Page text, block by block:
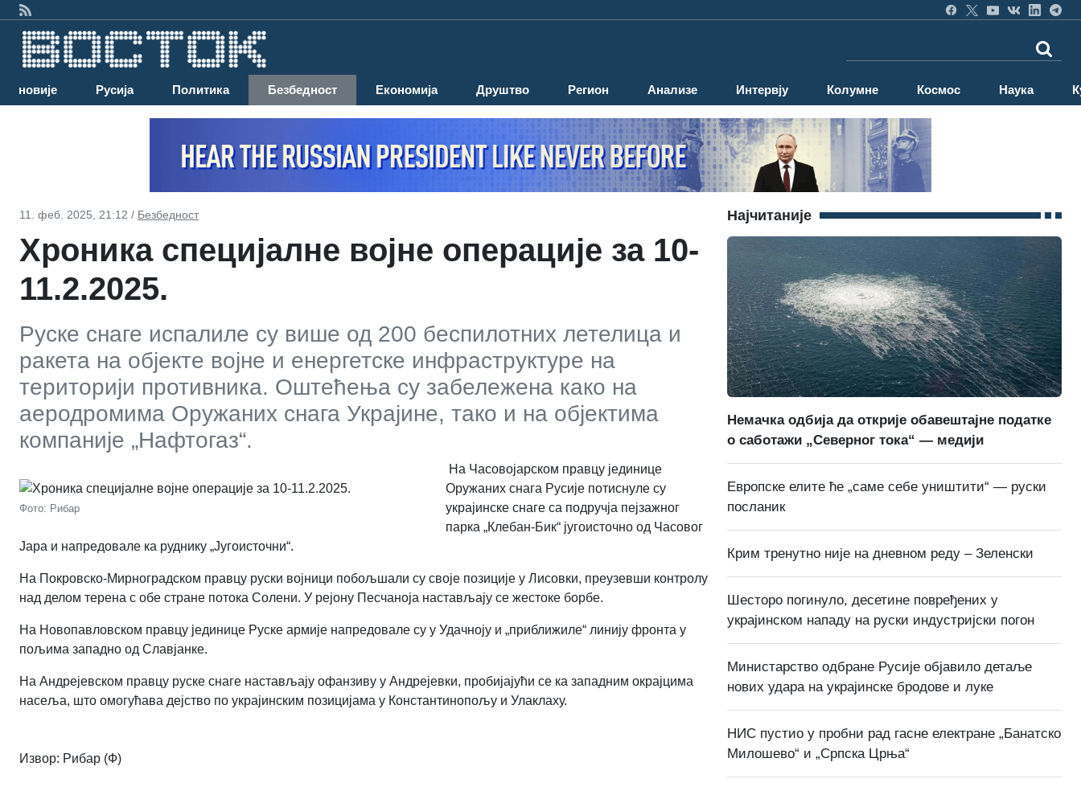
Најновије Русија Политика Безбедност Економија Друштво Регион Анализе Интервју Колумне Космос Наука
11. феб. 2025, 21:12 / Безбедност
Хроника специјалне војне операције за 10-
11.2.2025.
Руске снаге испалиле су више од 200 беспилотних летелица и
ракета на објекте војне и енергетске инфраструктуре на
територији противника. Оштећења су забележена како на
аеродромима Оружаних снага Украјине, тако и на објектима
компаније „Нафтогаз“.
Фото: Рибар
На Часовојарском правцу јединице
Оружаних снага Русије потиснуле су
украјинске снаге са подручја пејзажног
парка „Клебан-Бик“ југоисточно од Часовог
Јара и напредовале ка руднику „Југоисточни“.
На Покровско-Мирноградском правцу руски војници побољшали су своје позиције у Лисовки, преузевши контролу
над делом терена с обе стране потока Солени. У рејону Песчаноја настављају се жестоке борбе.
На Новопавловском правцу јединице Руске армије напредовале су у Удачноју и „приближиле“ линију фронта у
пољима западно од Славјанке.
На Андрејевском правцу руске снаге настављају офанзиву у Андрејевки, пробијајући се ка западним окрајцима
насеља, што омогућава дејство по украјинским позицијама у Константинопољу и Улаклаху.
Извор: Рибар (Ф)
Најчитаније
Немачка одбија да открије обавештајне податке
о саботажи „Северног тока“ — медији
Европске елите ће „саме себе уништити“ — руски
посланик
Крим тренутно није на дневном реду – Зеленски
Шесторо погинуло, десетине повређених у
украјинском нападу на руски индустријски погон
Министарство одбране Русије објавило детаље
нових удара на украјинске бродове и луке
НИС пустио у пробни рад гасне електране „Банатско
Милошево“ и „Српска Црња“